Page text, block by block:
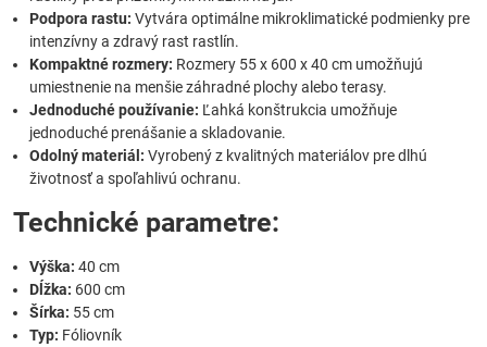
Podpora rastu: Vytvára optimálne mikroklimatické podmienky pre
intenzívny a zdravý rast rastlín.
Kompaktné rozmery: Rozmery 55 x 600 x 40 cm umožňujú
umiestnenie na menšie záhradné plochy alebo terasy.
Jednoduché používanie: Ľahká konštrukcia umožňuje
jednoduché prenášanie a skladovanie.
Odolný materiál: Vyrobený z kvalitných materiálov pre dlhú
životnosť a spoľahlivú ochranu.
Technické parametre:
Výška: 40 cm
Dĺžka: 600 cm
Šírka: 55 cm
Typ: Fóliovník